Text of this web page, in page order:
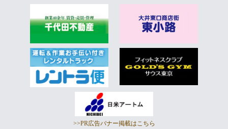
>>PR広告バナー掲載はこちら